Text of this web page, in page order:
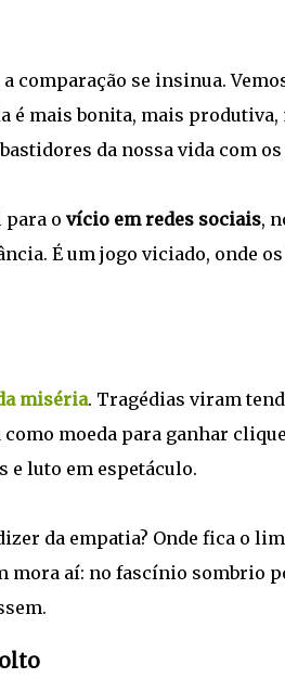
comparação se insinua.
é mais bonita, mais produtiva,
da nossa vida com
para o vício em redes sociais,
É um jogo viciado, onde
miséria. Tragédias viram
moeda para ganhar
e luto em espetáculo.
da empatia? Onde fica o
mora aí: no fascínio sombrio